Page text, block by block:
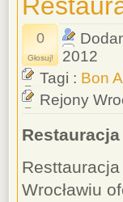
0
Głosuj!
2012
Tagi : Bon
Rejony
Wrocławiu